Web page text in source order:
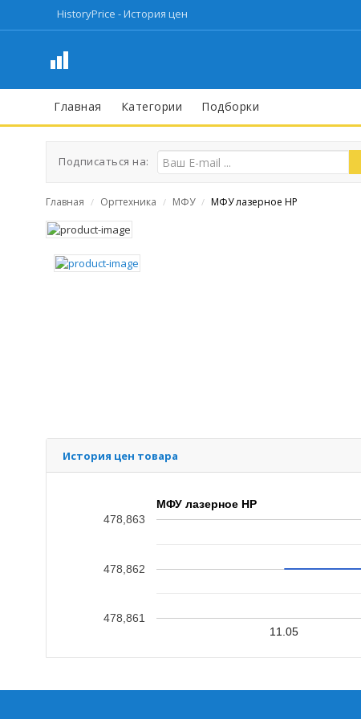
HistoryPrice - История цен
Главная Категории Подборки
Подписаться на:
Главная / Оргтехника / МФУ / МФУ лазерное HP
История цен товара
МФУ лазерное HP
11.05
478,861
478,862
478,863